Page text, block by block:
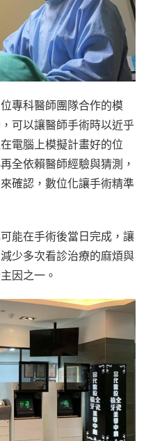
專科醫師團隊合作的模
可以讓醫師手術時以近乎
電腦上模擬計畫好的位
全依賴醫師經驗與猜測，
確認，數位化讓手術精準
能在手術後當日完成，讓
少多次看診治療的麻煩與
因之一。